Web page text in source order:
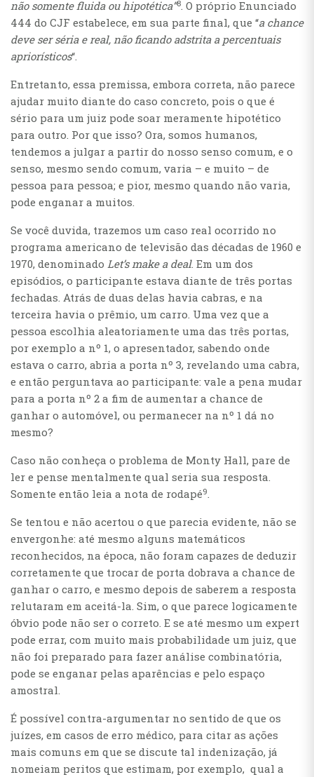
não somente fluida ou hipotética”8. O próprio Enunciado
444 do CJF estabelece, em sua parte final, que “a chance
deve ser séria e real, não ficando adstrita a percentuais
apriorísticos“.
Entretanto, essa premissa, embora correta, não parece
ajudar muito diante do caso concreto, pois o que é
sério para um juiz pode soar meramente hipotético
para outro. Por que isso? Ora, somos humanos,
tendemos a julgar a partir do nosso senso comum, e o
senso, mesmo sendo comum, varia – e muito – de
pessoa para pessoa; e pior, mesmo quando não varia,
pode enganar a muitos.
Se você duvida, trazemos um caso real ocorrido no
programa americano de televisão das décadas de 1960 e
1970, denominado Let’s make a deal. Em um dos
episódios, o participante estava diante de três portas
fechadas. Atrás de duas delas havia cabras, e na
terceira havia o prêmio, um carro. Uma vez que a
pessoa escolhia aleatoriamente uma das três portas,
por exemplo a nº 1, o apresentador, sabendo onde
estava o carro, abria a porta nº 3, revelando uma cabra,
e então perguntava ao participante: vale a pena mudar
para a porta nº 2 a fim de aumentar a chance de
ganhar o automóvel, ou permanecer na nº 1 dá no
mesmo?
Caso não conheça o problema de Monty Hall, pare de
ler e pense mentalmente qual seria sua resposta.
Somente então leia a nota de rodapé9.
Se tentou e não acertou o que parecia evidente, não se
envergonhe: até mesmo alguns matemáticos
reconhecidos, na época, não foram capazes de deduzir
corretamente que trocar de porta dobrava a chance de
ganhar o carro, e mesmo depois de saberem a resposta
relutaram em aceitá-la. Sim, o que parece logicamente
óbvio pode não ser o correto. E se até mesmo um expert
pode errar, com muito mais probabilidade um juiz, que
não foi preparado para fazer análise combinatória,
pode se enganar pelas aparências e pelo espaço
amostral.
É possível contra-argumentar no sentido de que os
juízes, em casos de erro médico, para citar as ações
mais comuns em que se discute tal indenização, já
nomeiam peritos que estimam, por exemplo, qual a